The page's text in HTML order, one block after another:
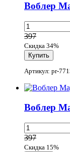
Воблер
397
Скидка 34%
Артикул: pr-
Воблер
397
Скидка 15%